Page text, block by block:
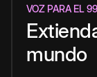
VOZ PARA EL
mundo